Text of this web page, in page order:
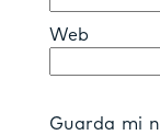
Web
Guarda mi